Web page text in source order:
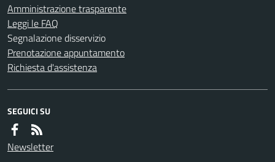
Amministrazione trasparente
Leggi le FAQ
Segnalazione disservizio
Prenotazione appuntamento
Richiesta d'assistenza
SEGUICI SU
Newsletter